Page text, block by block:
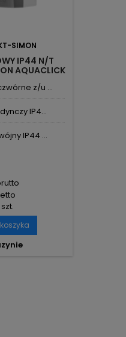
SIMON
IP44 N/T
AQUACLICK
z/u ...
IP4...
IP44 ...